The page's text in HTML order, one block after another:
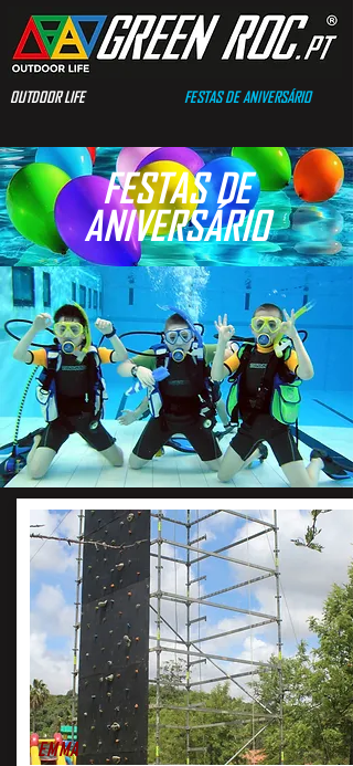
OUTDOOR LIFE FESTAS DE ANIVERSÁRIO
FESTAS DE
ANIVERSÁRIO
EMMA